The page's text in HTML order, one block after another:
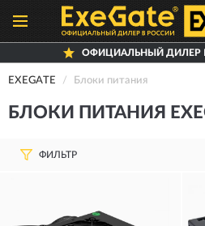
ОФИЦИАЛЬНЫЙ ДИЛЕР
EXEGATE Блоки питания
БЛОКИ ПИТАНИЯ
ФИЛЬТР